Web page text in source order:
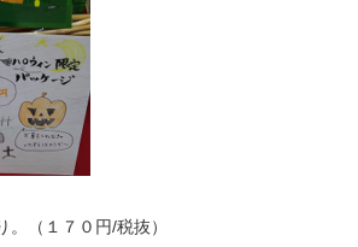
（１７０円/税抜）